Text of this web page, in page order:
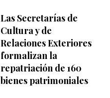
Las Secretarías de
Cultura y de
Relaciones Exteriores
formalizan la
repatriación de 160
bienes patrimoniales